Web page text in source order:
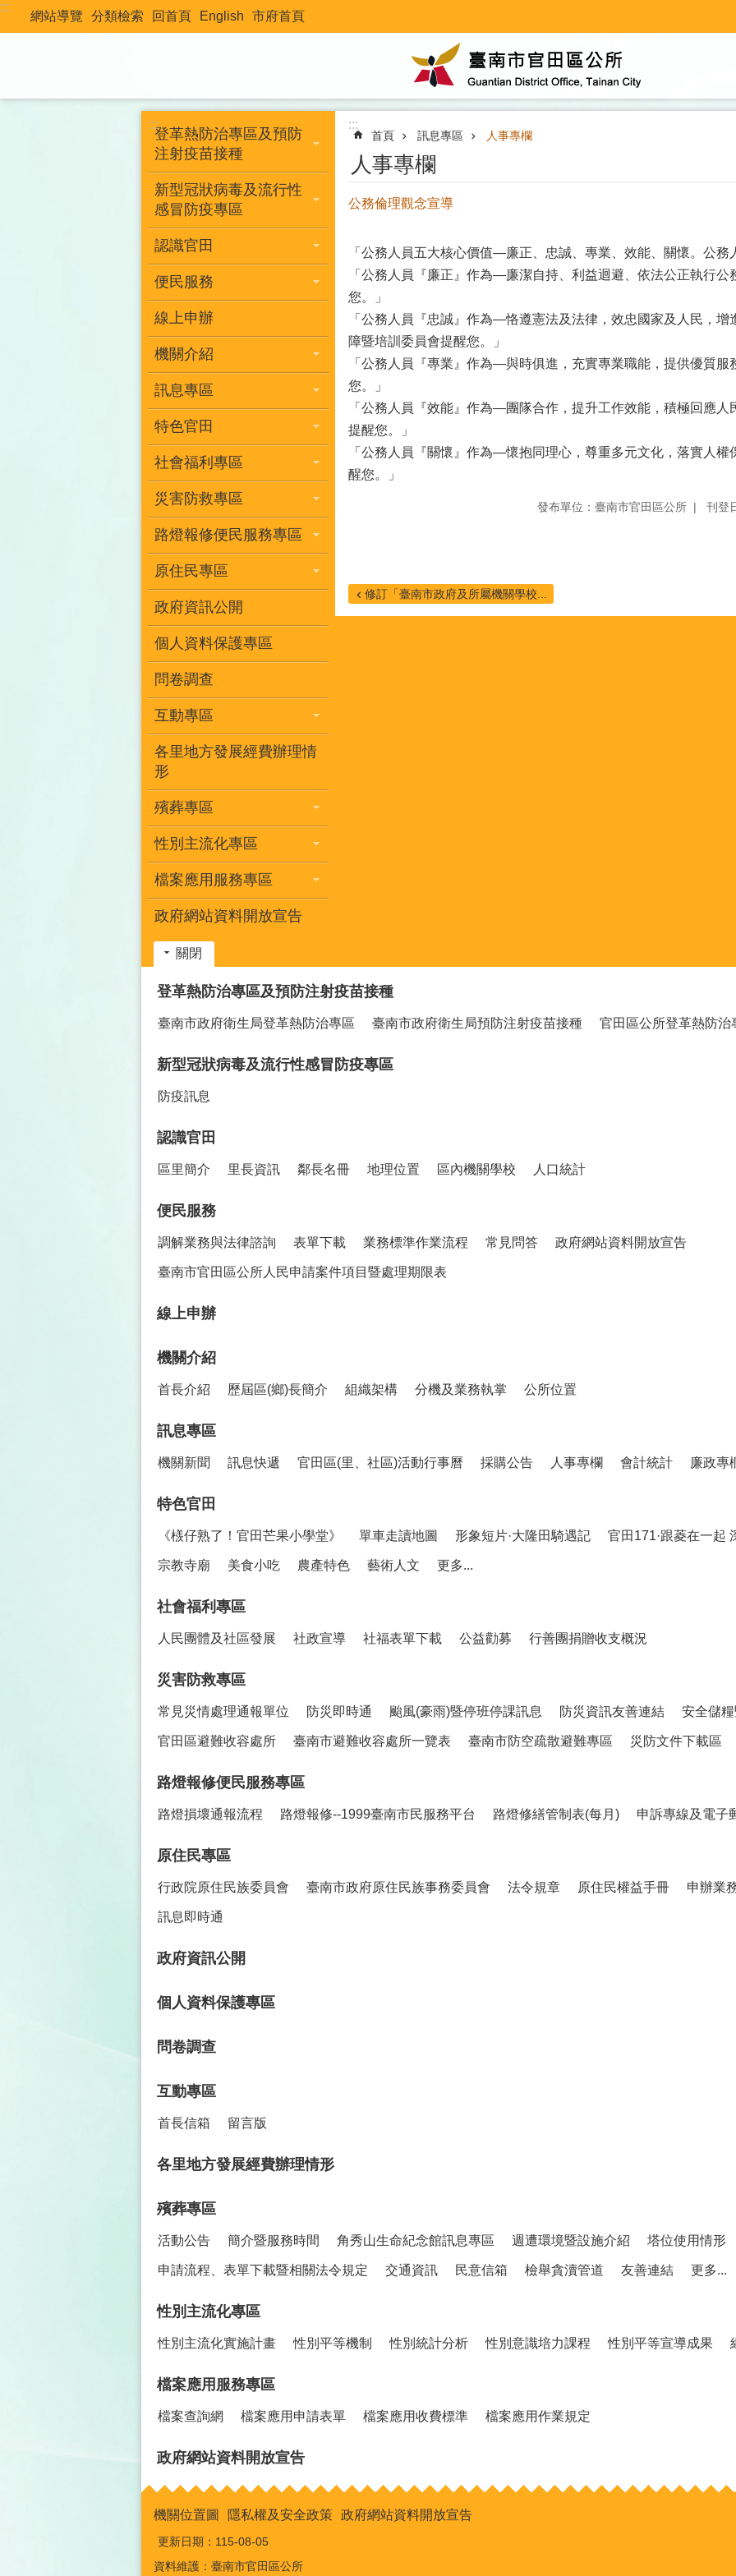
跳到主要內容區塊
:::
網站導覽 分類檢索 回首頁 English 市府首頁
:::
登革熱防治專區及預防
注射疫苗接種
新型冠狀病毒及流行性
感冒防疫專區
認識官田
便民服務
線上申辦
機關介紹
訊息專區
特色官田
社會福利專區
災害防救專區
路燈報修便民服務專區
原住民專區
政府資訊公開
個人資料保護專區
問卷調查
互動專區
各里地方發展經費辦理情
形
殯葬專區
性別主流化專區
檔案應用服務專區
政府網站資料開放宣告
:::
首頁 訊息專區 人事專欄
人事專欄
公務倫理觀念宣導
「公務人員五大核心價值—廉正、忠誠、專業、效能、關懷。公
「公務人員『廉正』作為—廉潔自持、利益迴避、依法公正執行
您。」
「公務人員『忠誠』作為—恪遵憲法及法律，效忠國家及人民，
障暨培訓委員會提醒您。」
「公務人員『專業』作為—與時俱進，充實專業職能，提供優質
您。」
「公務人員『效能』作為—團隊合作，提升工作效能，積極回應
提醒您。」
「公務人員『關懷』作為—懷抱同理心，尊重多元文化，落實人
醒您。」
發布單位：臺南市官田區公所 刊登
修訂「臺南市政府及所屬機關學校...
關閉
登革熱防治專區及預防注射疫苗接種
臺南市政府衛生局登革熱防治專區 臺南市政府衛生局預防注射疫苗接種 官田區公所登革熱防治
新型冠狀病毒及流行性感冒防疫專區
防疫訊息
認識官田
區里簡介 里長資訊 鄰長名冊 地理位置 區內機關學校 人口統計
便民服務
調解業務與法律諮詢 表單下載 業務標準作業流程 常見問答 政府網站資料開放宣告
臺南市官田區公所人民申請案件項目暨處理期限表
線上申辦
機關介紹
首長介紹 歷屆區(鄉)長簡介 組織架構 分機及業務執掌 公所位置
訊息專區
機關新聞 訊息快遞 官田區(里、社區)活動行事曆 採購公告 人事專欄 會計統計 廉政專
特色官田
《檨仔熟了！官田芒果小學堂》 單車走讀地圖 形象短片·大隆田騎遇記 官田171·跟菱在一起
宗教寺廟 美食小吃 農產特色 藝術人文 更多...
社會福利專區
人民團體及社區發展 社政宣導 社福表單下載 公益勸募 行善團捐贈收支概況
災害防救專區
常見災情處理通報單位 防災即時通 颱風(豪雨)暨停班停課訊息 防災資訊友善連結 安全儲
官田區避難收容處所 臺南市避難收容處所一覽表 臺南市防空疏散避難專區 災防文件下載區
路燈報修便民服務專區
路燈損壞通報流程 路燈報修--1999臺南市民服務平台 路燈修繕管制表(每月) 申訴專線及電子
原住民專區
行政院原住民族委員會 臺南市政府原住民族事務委員會 法令規章 原住民權益手冊 申辦業
訊息即時通
政府資訊公開
個人資料保護專區
問卷調查
互動專區
首長信箱 留言版
各里地方發展經費辦理情形
殯葬專區
活動公告 簡介暨服務時間 角秀山生命紀念館訊息專區 週遭環境暨設施介紹 塔位使用情形
申請流程、表單下載暨相關法令規定 交通資訊 民意信箱 檢舉貪瀆管道 友善連結 更多...
性別主流化專區
性別主流化實施計畫 性別平等機制 性別統計分析 性別意識培力課程 性別平等宣導成果
檔案應用服務專區
檔案查詢網 檔案應用申請表單 檔案應用收費標準 檔案應用作業規定
政府網站資料開放宣告
機關位置圖 隱私權及安全政策 政府網站資料開放宣告
更新日期： 115-08-05
資料維護：臺南市官田區公所